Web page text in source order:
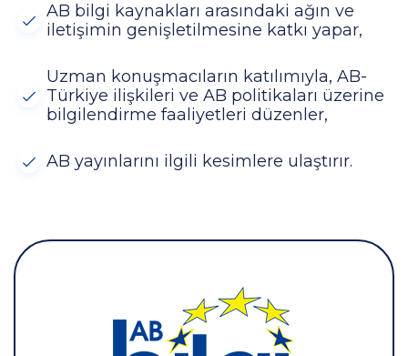
AB bilgi kaynakları arasındaki ağın ve
iletişimin genişletilmesine katkı yapar,
Uzman konuşmacıların katılımıyla, AB-
Türkiye ilişkileri ve AB politikaları üzerine
bilgilendirme faaliyetleri düzenler,
AB yayınlarını ilgili kesimlere ulaştırır.